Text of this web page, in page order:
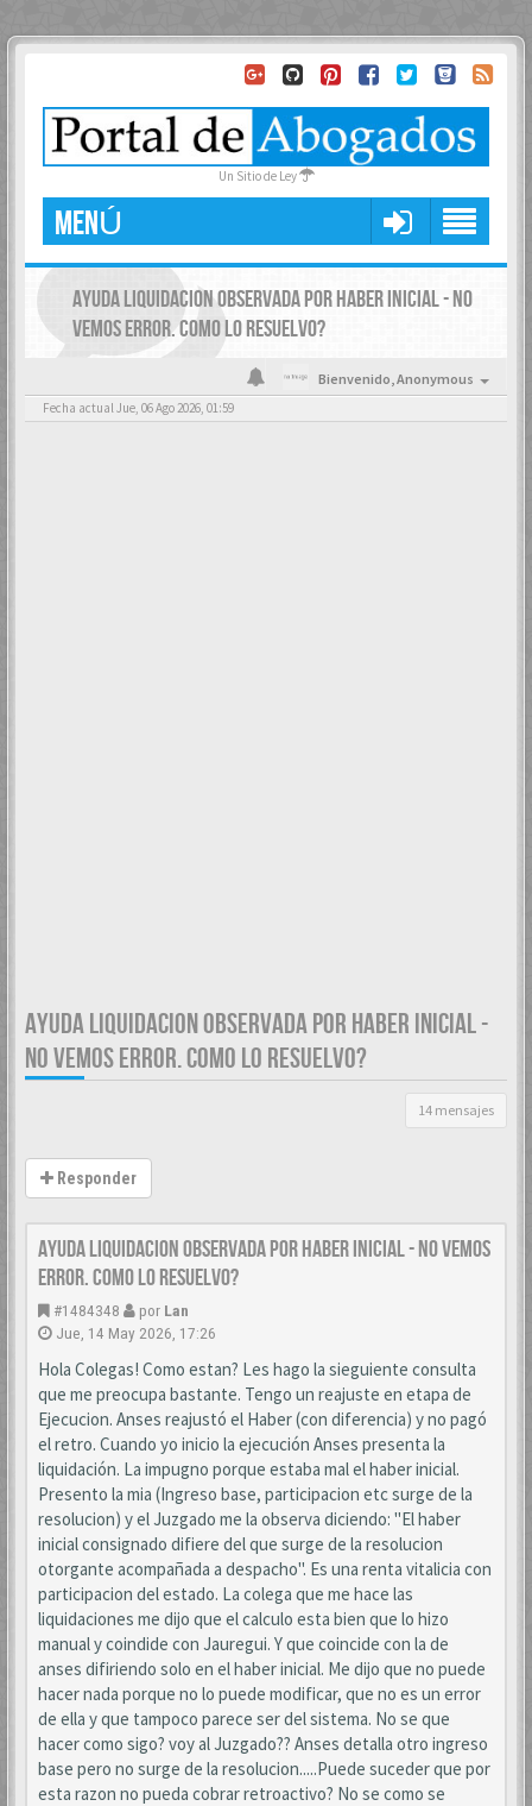
Un Sitio de Ley
MENÚ
AYUDA LIQUIDACION OBSERVADA POR HABER INICIAL - NO
VEMOS ERROR. COMO LO RESUELVO?
Bienvenido,Anonymous
Fecha actual Jue, 06 Ago 2026, 01:59
AYUDA LIQUIDACION OBSERVADA POR HABER INICIAL -
NO VEMOS ERROR. COMO LO RESUELVO?
14 mensajes
Responder
AYUDA LIQUIDACION OBSERVADA POR HABER INICIAL - NO VEMOS
ERROR. COMO LO RESUELVO?
#1484348 por Lan
Jue, 14 May 2026, 17:26
Hola Colegas! Como estan? Les hago la sieguiente consulta
que me preocupa bastante. Tengo un reajuste en etapa de
Ejecucion. Anses reajustó el Haber (con diferencia) y no pagó
el retro. Cuando yo inicio la ejecución Anses presenta la
liquidación. La impugno porque estaba mal el haber inicial.
Presento la mia (Ingreso base, participacion etc surge de la
resolucion) y el Juzgado me la observa diciendo: "El haber
inicial consignado difiere del que surge de la resolucion
otorgante acompañada a despacho". Es una renta vitalicia con
participacion del estado. La colega que me hace las
liquidaciones me dijo que el calculo esta bien que lo hizo
manual y coindide con Jauregui. Y que coincide con la de
anses difiriendo solo en el haber inicial. Me dijo que no puede
hacer nada porque no lo puede modificar, que no es un error
de ella y que tampoco parece ser del sistema. No se que
hacer como sigo? voy al Juzgado?? Anses detalla otro ingreso
base pero no surge de la resolucion.....Puede suceder que por
esta razon no pueda cobrar retroactivo? No se como se